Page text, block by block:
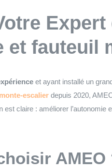
et fauteuil
et ayant installé un
escalierdepuis 2020,
est claire : améliorer
AMEO